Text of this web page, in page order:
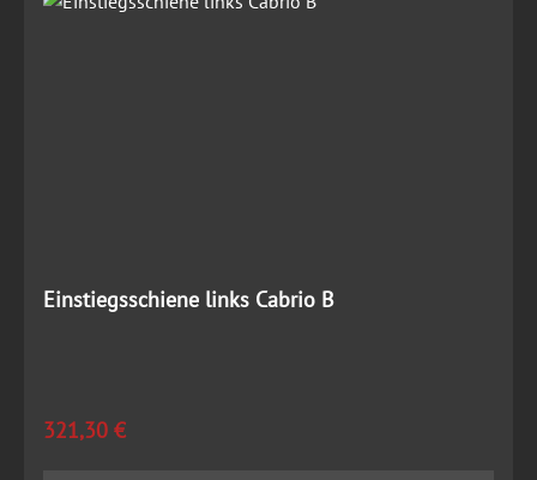
Einstiegsschiene links Cabrio B
Regulärer Preis:
321,30 €